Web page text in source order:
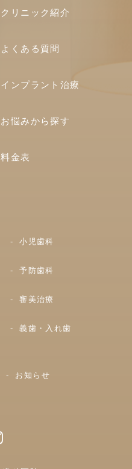
クリニック紹介
よくある質問
インプラント治療
お悩みから探す
料金表
小児歯科
予防歯科
審美治療
義歯・入れ歯
お知らせ